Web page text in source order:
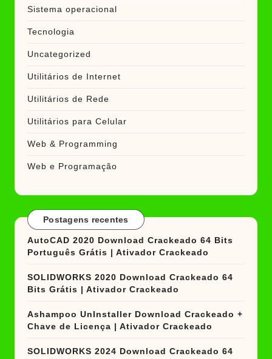
Sistema operacional
Tecnologia
Uncategorized
Utilitários de Internet
Utilitários de Rede
Utilitários para Celular
Web & Programming
Web e Programação
Postagens recentes
AutoCAD 2020 Download Crackeado 64 Bits
Português Grátis | Ativador Crackeado
SOLIDWORKS 2020 Download Crackeado 64
Bits Grátis | Ativador Crackeado
Ashampoo UnInstaller Download Crackeado +
Chave de Licença | Ativador Crackeado
SOLIDWORKS 2024 Download Crackeado 64